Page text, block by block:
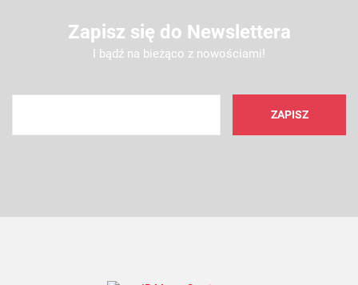
Zapisz się do Newslettera
I bądź na bieżąco z nowościami!